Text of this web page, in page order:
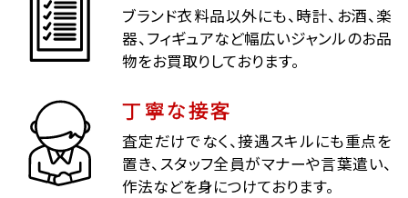
ブランド衣料品以外にも、時計、お酒、楽
器、フィギュアなど幅広いジャンルのお品
物をお買取りしております。
丁寧な接客
査定だけでなく、接遇スキルにも重点を
置き、スタッフ全員がマナーや言葉遣い、
作法などを身につけております。